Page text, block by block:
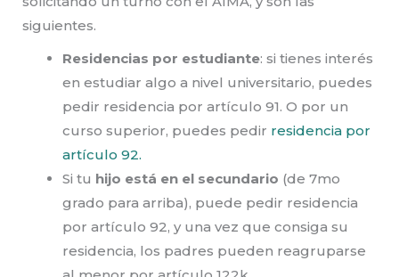
siguientes.
Residencias por estudiante: si tienes interés
en estudiar algo a nivel universitario, puedes
pedir residencia por artículo 91. O por un
curso superior, puedes pedir residencia por
artículo 92.
Si tu hijo está en el secundario (de 7mo
grado para arriba), puede pedir residencia
por artículo 92, y una vez que consiga su
residencia, los padres pueden reagruparse